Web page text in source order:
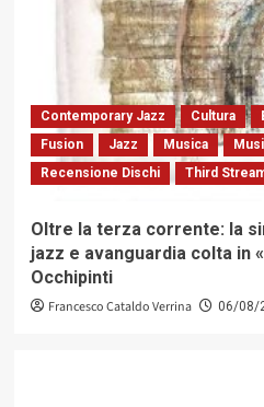
Contemporary Jazz Cultura
Fusion
Jazz Musica
Recensione Dischi
Third
Oltre la terza corrente: la
jazz e avanguardia colta in
Occhipinti
Francesco Cataldo Verrina 06/08/